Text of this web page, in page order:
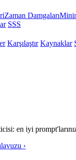
Zaman Damgaları
SSS
Karşılaştır Kaynaklar
en iyi
›